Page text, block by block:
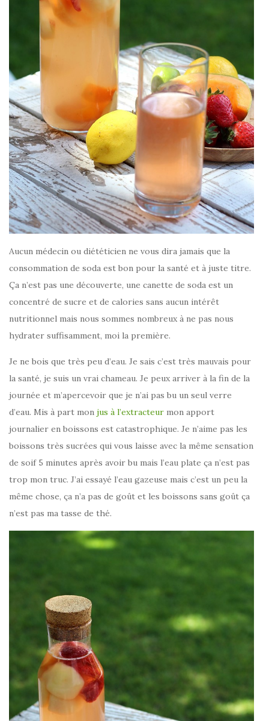
Aucun médecin ou diététicien ne vous dira jamais que la
consommation de soda est bon pour la santé et à juste titre.
Ça n’est pas une découverte, une canette de soda est un
concentré de sucre et de calories sans aucun intérêt
nutritionnel mais nous sommes nombreux à ne pas nous
hydrater suffisamment, moi la première.
Je ne bois que très peu d’eau. Je sais c’est très mauvais pour
la santé, je suis un vrai chameau. Je peux arriver à la fin de la
journée et m’apercevoir que je n’ai pas bu un seul verre
d’eau. Mis à part mon jus à l’extracteur mon apport
journalier en boissons est catastrophique. Je n’aime pas les
boissons très sucrées qui vous laisse avec la même sensation
de soif 5 minutes après avoir bu mais l’eau plate ça n’est pas
trop mon truc. J’ai essayé l’eau gazeuse mais c’est un peu la
même chose, ça n’a pas de goût et les boissons sans goût ça
n’est pas ma tasse de thé.